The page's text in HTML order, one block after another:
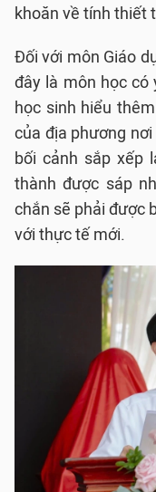
khoăn về tính thiết
Đối với môn Giáo
đây là môn học có
học sinh hiểu
của địa phương
bối cảnh sắp xếp
thành được sáp
chắn sẽ phải được
với thực tế mới.